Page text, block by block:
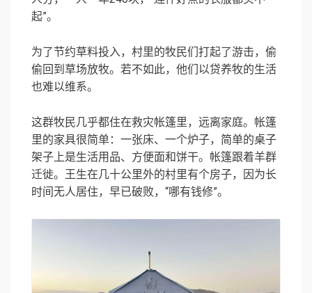
起”。
为了节约草料投入，村里的牧民们打起了游击，偷
偷回到草场放牧。若不如此，他们以贷养牧的生活
也难以维系。
这群牧民几乎都住在救灾帐篷里，远离家庭。帐篷
里的家具很简单：一张床、一个炉子，简单的桌子
架子上是生活用品、方便面和饼干。帐篷跟着羊群
迁徙。王生在几十公里外的村里有个房子，因为长
时间无人居住，早已破败，“哪有钱修”。